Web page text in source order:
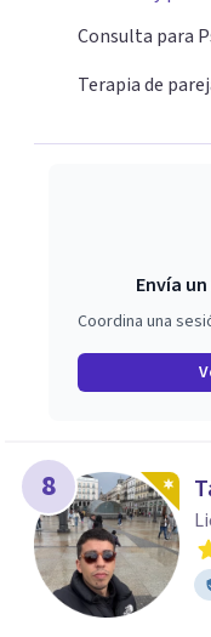
Consulta para
Terapia de
Envía
Coordina una
8